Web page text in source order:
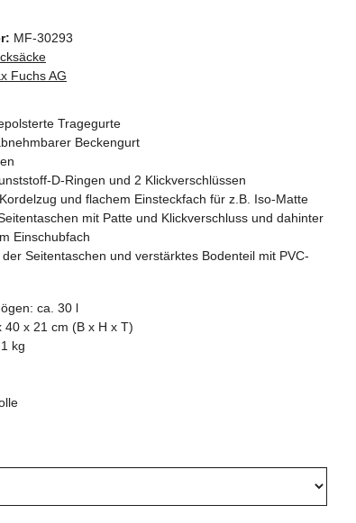
MF-30293
Fuchs AG
Tragegurte
Beckengurt
D-Ringen und 2 Klickverschlüssen
und flachem Einsteckfach für z.B. Iso-Matte
mit Patte und Klickverschluss und dahinter
Einschubfach
Seitentaschen und verstärktes Bodenteil mit PVC-
ca. 30 l
40 x 21 cm (B x H x T)
kg